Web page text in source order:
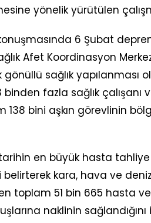
yönelik yürütülen
6 Şubat
Afet Koordinasyon
sağlık yapılanması
binden fazla sağlık
138 bini aşkın görevlinin
en büyük hasta
kara, hava ve
toplam 51 bin 665 hasta
naklinin